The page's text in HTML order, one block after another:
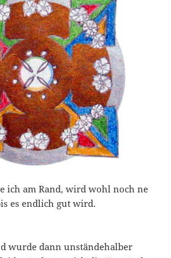
ich am Rand, wird wohl noch ne
es endlich gut wird.
wurde dann unständehalber